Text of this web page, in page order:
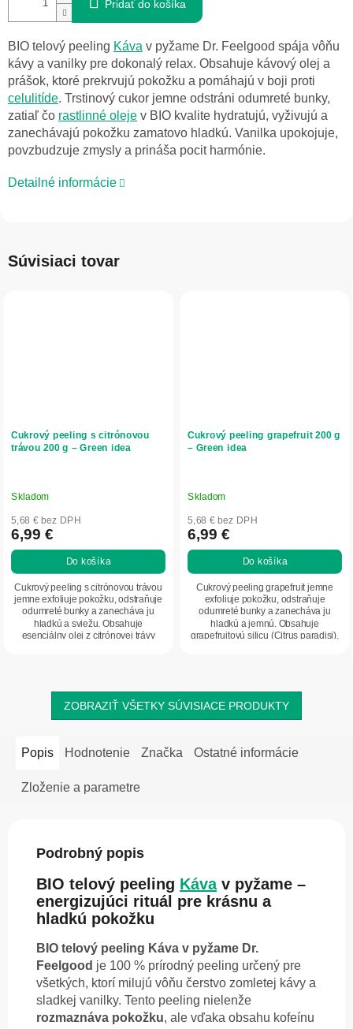
Pridať do košíka
BIO telový peeling Káva v pyžame Dr. Feelgood spája vôňu
kávy a vanilky pre dokonalý relax. Obsahuje kávový olej a
prášok, ktoré prekrvujú pokožku a pomáhajú v boji proti
celulitíde. Trstinový cukor jemne odstráni odumreté bunky,
zatiaľ čo rastlinné oleje v BIO kvalite hydratujú, vyživujú a
zanechávajú pokožku zamatovo hladkú. Vanilka upokojuje,
povzbudzuje zmysly a prináša pocit harmónie.
Detailné informácie
Súvisiaci tovar
Cukrový peeling s citrónovou
trávou 200 g – Green idea
Skladom
5,68 € bez DPH
6,99 €
Do košíka
Cukrový peeling s citrónovou trávou
jemne exfoliuje pokožku, odstraňuje
odumreté bunky a zanecháva ju
hladkú a sviežu. Obsahuje
esenciálny olej z citrónovej trávy
Cukrový peeling grapefruit 200 g
– Green idea
Skladom
5,68 € bez DPH
6,99 €
Do košíka
Cukrový peeling grapefruit jemne
exfoliuje pokožku, odstraňuje
odumreté bunky a zanecháva ju
hladkú a jemnú. Obsahuje
grapefruitovú silicu (Citrus paradisi),
ZOBRAZIŤ VŠETKY SÚVISIACE PRODUKTY
Popis Hodnotenie Značka Ostatné informácie
Zloženie a parametre
Podrobný popis
BIO telový peeling Kávav pyžame –
energizujúci rituál pre krásnu a
hladkú pokožku
BIO telový peeling Káva v pyžame Dr.
Feelgood je 100 % prírodný peeling určený pre
všetkých, ktorí milujú vôňu čerstvo zomletej kávy a
sladkej vanilky. Tento peeling nielenže
rozmaznáva pokožku, ale vďaka obsahu kofeínu